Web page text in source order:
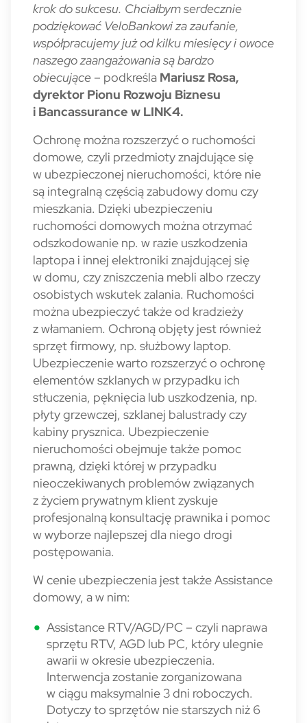
krok do sukcesu. Chciałbym serdecznie
podziękować VeloBankowi za zaufanie,
współpracujemy już od kilku miesięcy i owoce
naszego zaangażowania są bardzo
obiecujące – podkreśla Mariusz Rosa,
dyrektor Pionu Rozwoju Biznesu
i Bancassurance w LINK4.
Ochronę można rozszerzyć o ruchomości
domowe, czyli przedmioty znajdujące się
w ubezpieczonej nieruchomości, które nie
są integralną częścią zabudowy domu czy
mieszkania. Dzięki ubezpieczeniu
ruchomości domowych można otrzymać
odszkodowanie np. w razie uszkodzenia
laptopa i innej elektroniki znajdującej się
w domu, czy zniszczenia mebli albo rzeczy
osobistych wskutek zalania. Ruchomości
można ubezpieczyć także od kradzieży
z włamaniem. Ochroną objęty jest również
sprzęt firmowy, np. służbowy laptop.
Ubezpieczenie warto rozszerzyć o ochronę
elementów szklanych w przypadku ich
stłuczenia, pęknięcia lub uszkodzenia, np.
płyty grzewczej, szklanej balustrady czy
kabiny prysznica. Ubezpieczenie
nieruchomości obejmuje także pomoc
prawną, dzięki której w przypadku
nieoczekiwanych problemów związanych
z życiem prywatnym klient zyskuje
profesjonalną konsultację prawnika i pomoc
w wyborze najlepszej dla niego drogi
postępowania.
W cenie ubezpieczenia jest także Assistance
domowy, a w nim:
Assistance RTV/AGD/PC – czyli naprawa
sprzętu RTV, AGD lub PC, który ulegnie
awarii w okresie ubezpieczenia.
Interwencja zostanie zorganizowana
w ciągu maksymalnie 3 dni roboczych.
Dotyczy to sprzętów nie starszych niż 6